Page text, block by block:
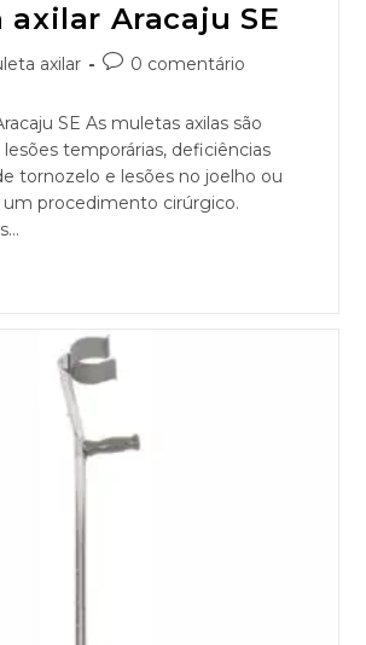
axilar Aracaju SE
axilar 0 comentário
SE As muletas axilas são
lesões temporárias, deficiências
tornozelo e lesões no joelho ou
um procedimento cirúrgico.